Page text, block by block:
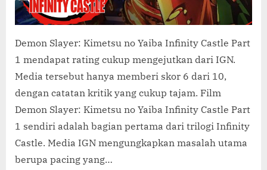
Dari
10
dari
IGN
Demon Slayer: Kimetsu no Yaiba Infinity Castle Part
1 mendapat rating cukup mengejutkan dari IGN.
Media tersebut hanya memberi skor 6 dari 10,
dengan catatan kritik yang cukup tajam. Film
Demon Slayer: Kimetsu no Yaiba Infinity Castle Part
1 sendiri adalah bagian pertama dari trilogi Infinity
Castle. Media IGN mengungkapkan masalah utama
berupa pacing yang…